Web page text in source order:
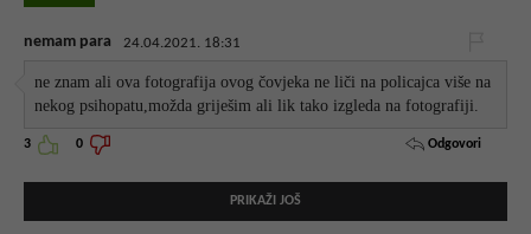
nemam para 24.04.2021. 18:31
ne znam ali ova fotografija ovog čovjeka ne liči na policajca više na
nekog psihopatu,možda griješim ali lik tako izgleda na fotografiji.
3 0 Odgovori
PRIKAŽI JOŠ